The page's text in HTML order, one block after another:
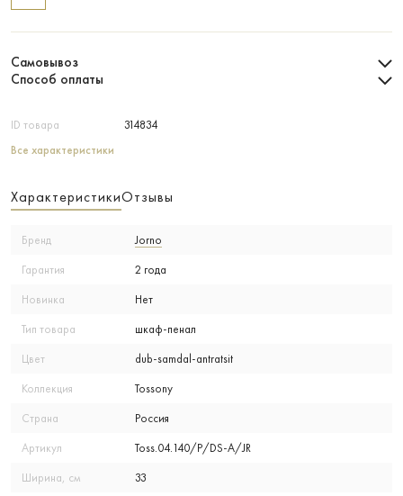
ID товара 314834
Все характеристики
Самовывоз
Способ оплаты
ХарактеристикиОтзывы
Бренд Jorno
Гарантия 2 года
Новинка Нет
Тип товара шкаф-пенал
Цвет dub-samdal-antratsit
Коллекция Tossony
Страна Россия
Артикул Toss.04.140/P/DS-A/JR
Ширина, см 33